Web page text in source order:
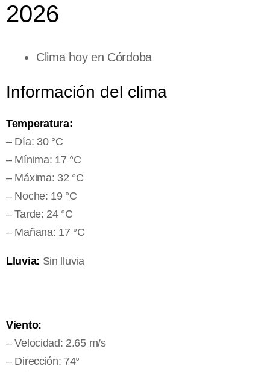
2026
Clima hoy en Córdoba
Información del clima
Temperatura:
– Día: 30 °C
– Mínima: 17 °C
– Máxima: 32 °C
– Noche: 19 °C
– Tarde: 24 °C
– Mañana: 17 °C
Lluvia: Sin lluvia
Viento:
– Velocidad: 2.65 m/s
– Dirección: 74°